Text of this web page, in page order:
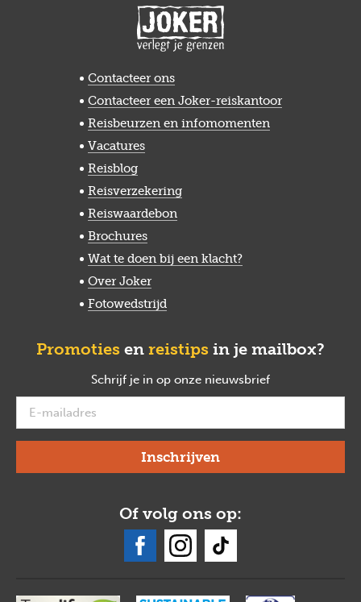
Contacteer ons
Contacteer een Joker-reiskantoor
Reisbeurzen en infomomenten
Vacatures
Reisblog
Reisverzekering
Reiswaardebon
Brochures
Wat te doen bij een klacht?
Over Joker
Fotowedstrijd
Promoties en reistips in je mailbox?
Schrijf je in op onze nieuwsbrief
Of volg ons op: